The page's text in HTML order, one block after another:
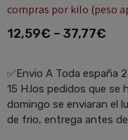
compras por kilo (peso
12,59€ – 37,77€
✅Envio A Toda españa
15 H.los pedidos que se
domingo se enviaran el
de frio, entrega antes de